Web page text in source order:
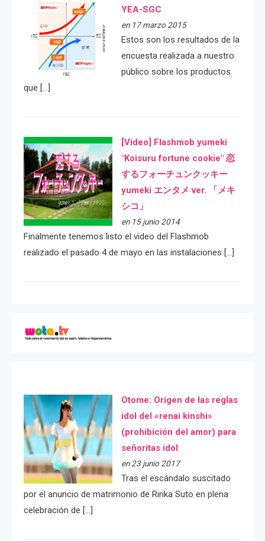
YEA-SGC
en 17 marzo 2015
Estos son los resultados de la
encuesta realizada a nuestro
público sobre los productos
que […]
[Video] Flashmob yumeki
"Koisuru fortune cookie" 恋
するフォーチュンクッキー
yumeki エンタメ ver. 「メキ
シコ」
en 15 junio 2014
Finalmente tenemos listo el video del Flashmob
realizado el pasado 4 de mayo en las instalaciones […]
Otome: Orígen de las reglas
idol del «renai kinshi»
(prohibición del amor) para
señoritas idol
en 23 junio 2017
Tras el escándalo suscitado
por el anuncio de matrimonio de Ririka Suto en plena
celebración de […]